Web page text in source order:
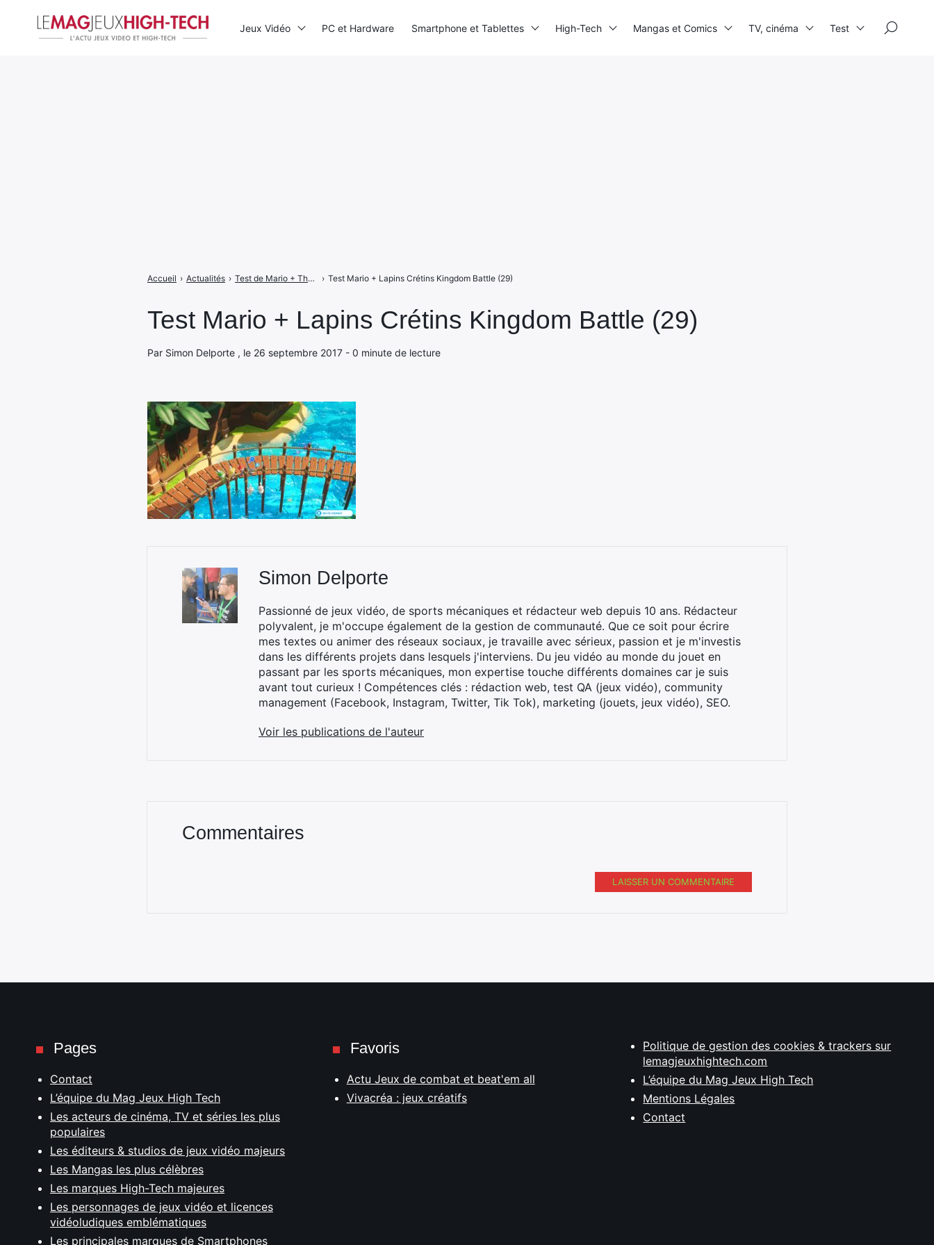
Test Mario + Lapins Crétins Kingdom Battle (29)
Par Simon Delporte , le 26 septembre 2017 - 0 minute de lecture
Accueil › Actualités › Test de Mario + The Lapins Crétins Kingdom Battle, le mariage parfait ? › Test Mario + Lapins Crétins Kingdom Battle (29)
Simon Delporte
Passionné de jeux vidéo, de sports mécaniques et rédacteur web depuis 10 ans. Rédacteur
polyvalent, je m'occupe également de la gestion de communauté. Que ce soit pour écrire
mes textes ou animer des réseaux sociaux, je travaille avec sérieux, passion et je m'investis
dans les différents projets dans lesquels j'interviens. Du jeu vidéo au monde du jouet en
passant par les sports mécaniques, mon expertise touche différents domaines car je suis
avant tout curieux ! Compétences clés : rédaction web, test QA (jeux vidéo), community
management (Facebook, Instagram, Twitter, Tik Tok), marketing (jouets, jeux vidéo), SEO.
Voir les publications de l'auteur
Commentaires
LAISSER UN COMMENTAIRE
Jeux Vidéo PC et Hardware Smartphone et Tablettes High-Tech Mangas et Comics TV, cinéma Test
Pages
Contact
L’équipe du Mag Jeux High Tech
Les acteurs de cinéma, TV et séries les plus
populaires
Les éditeurs & studios de jeux vidéo majeurs
Les Mangas les plus célèbres
Les marques High-Tech majeures
Les personnages de jeux vidéo et licences
vidéoludiques emblématiques
Les principales marques de Smartphones
Favoris
Actu Jeux de combat et beat'em all
Vivacréa : jeux créatifs
Politique de gestion des cookies & trackers sur
lemagjeuxhightech.com
L’équipe du Mag Jeux High Tech
Mentions Légales
Contact